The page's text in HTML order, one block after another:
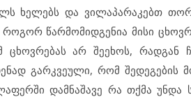
ხელებს და ვილაპარაკებთ
წარმომიდგენია მისი
ცხოვრებას არ შეეხოს,
გარკვეული, რომ შედეგების
დამნაშავე რა თქმა უნდა